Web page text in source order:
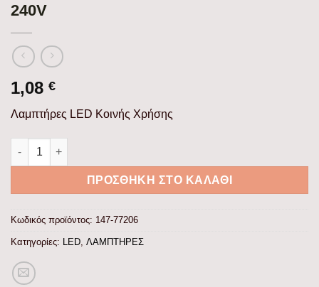
240V
1,08 €
Λαμπτήρες LED Κοινής Χρήσης
ΛΑΜΠΑ LED ΚΕΡΙ 5W Ε14 2700K 220-240V ποσότητα
ΠΡΟΣΘΉΚΗ ΣΤΟ ΚΑΛΆΘΙ
Κωδικός προϊόντος: 147-77206
Κατηγορίες: LED ΛΑΜΠΤΗΡΕΣ